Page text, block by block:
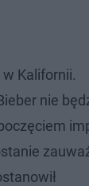
Kalifornii.
nie